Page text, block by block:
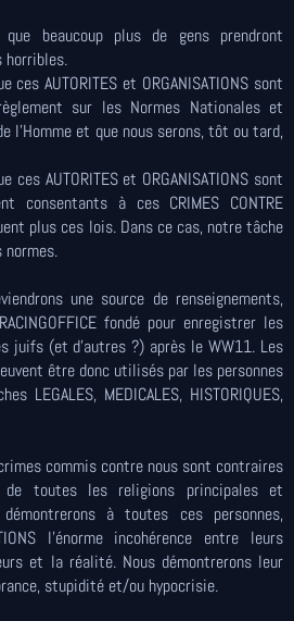
beaucoup plus de gens prendront
horribles.
ces AUTORITES et ORGANISATIONS sont
sur les Normes Nationales et
l'Homme et que nous serons, tôt ou tard,
ces AUTORITES et ORGANISATIONS sont
consentants à ces CRIMES CONTRE
plus ces lois. Dans ce cas, notre tâche
une source de renseignements,
fondé pour enregistrer les
juifs (et d'autres ?) après le WW11. Les
être donc utilisés par les personnes
LEGALES, MEDICALES, HISTORIQUES,
commis contre nous sont contraires
toutes les religions principales et
à toutes ces personnes,
l'énorme incohérence entre leurs
et la réalité. Nous démontrerons leur
stupidité et/ou hypocrisie.